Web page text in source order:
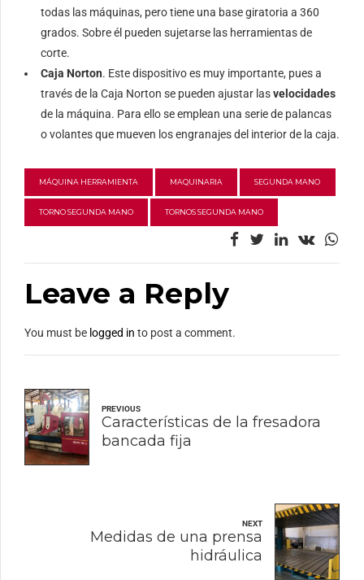
todas las máquinas, pero tiene una base giratoria a 360
grados. Sobre él pueden sujetarse las herramientas de
corte.
Caja Norton. Este dispositivo es muy importante, pues a
través de la Caja Norton se pueden ajustar lasvelocidades
de la máquina. Para ello se emplean una serie de palancas
o volantes que mueven los engranajes del interior de la caja.
MÁQUINA HERRAMIENTA MAQUINARIA SEGUNDA MANO
TORNO SEGUNDA MANO TORNOS SEGUNDA MANO
Leave a Reply
You must be logged in to post a comment.
PREVIOUS
Características de la fresadora
bancada fija
NEXT
Medidas de una prensa
hidráulica